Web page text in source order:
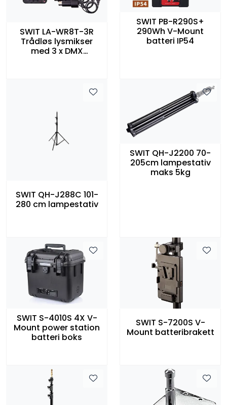
SWIT LA-WR8T-3R
Trådløs lysmikser
med 3 x DMX
SWIT PB-R290S+
290Wh V-Mount
batteri IP54
SWIT QH-J288C 101-
280 cm lampestativ
SWIT QH-J2200 70-
205cm lampestativ
maks 5kg
SWIT S-4010S 4X V-
Mount power station
batteri boks
SWIT S-7200S V-
Mount batteribrakett